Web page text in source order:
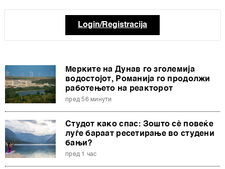
Login/Registracija
Мерките на Дунав го зголемија
водостојот, Романија го продолжи
работењето на реакторот
пред 56 минути
Студот како спас: Зошто сè повеќе
луѓе бараат ресетирање во студени
бањи?
пред 1 час